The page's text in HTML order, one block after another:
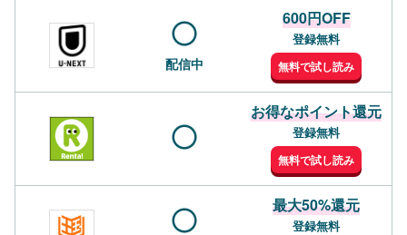
配信中
600円OFF
登録無料
無料で試し読み
お得なポイント還元
登録無料
無料で試し読み
最大50%還元
登録無料